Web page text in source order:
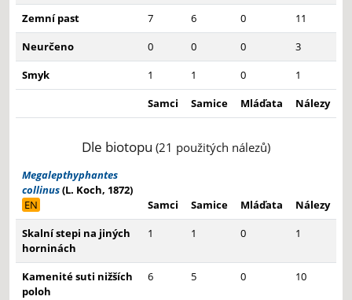
Zemní past
7 6 0
11
Neurčeno
0 0 0
3
Smyk
1 1 0
1
Samci
Samice Mláďata Nálezy
Dle biotopu (21 použitých nálezů)
Megalepthyphantes
collinus(L. Koch, 1872)
EN
Samci Samice Mláďata
Nálezy
Skalní stepi na jiných
horninách
1 1 0 1
Kamenité suti nižších
poloh
6 5 0 10